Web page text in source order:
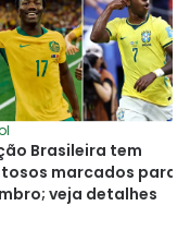
Brasileira tem
marcados para
veja detalhes